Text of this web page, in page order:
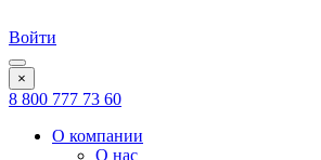
Войти
×
8 800 777 73 60
О компании
О нас